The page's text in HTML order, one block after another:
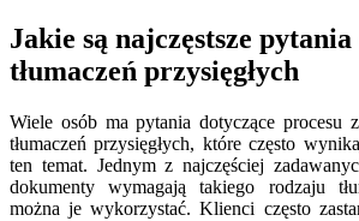
Jakie są najczęstsze
tłumaczeń przysięgłych
Wiele osób ma pytania dotyczące procesu
tłumaczeń przysięgłych, które często
ten temat. Jednym z najczęściej
dokumenty wymagają takiego rodzaju
można je wykorzystać. Klienci często